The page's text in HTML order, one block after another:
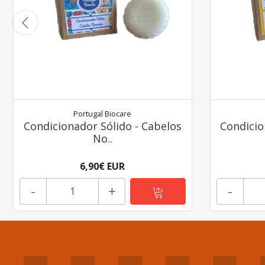
Portugal Biocare
Condicionador Sólido - Cabelos
No..
6,90€ EUR
+
- -